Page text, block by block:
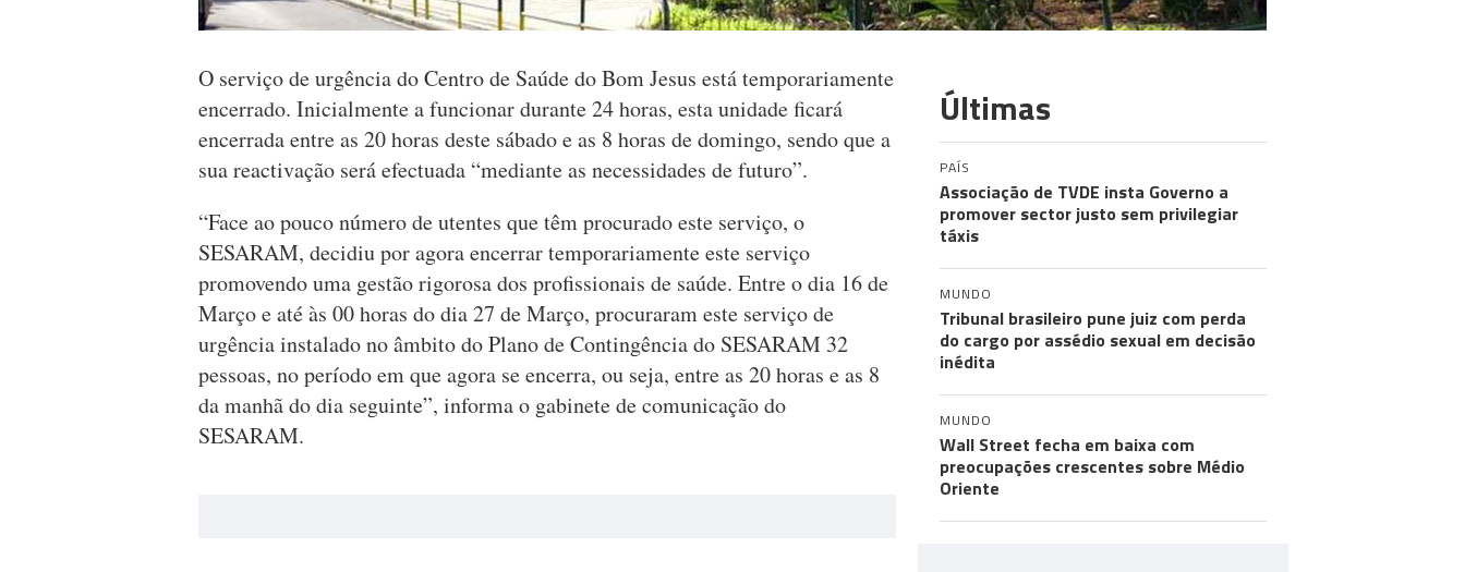
O serviço de urgência do Centro de Saúde do Bom Jesus está temporariamente
encerrado. Inicialmente a funcionar durante 24 horas, esta unidade ficará
encerrada entre as 20 horas deste sábado e as 8 horas de domingo, sendo que a
sua reactivação será efectuada “mediante as necessidades de futuro”.
“Face ao pouco número de utentes que têm procurado este serviço, o
SESARAM, decidiu por agora encerrar temporariamente este serviço
promovendo uma gestão rigorosa dos profissionais de saúde. Entre o dia 16 de
Março e até às 00 horas do dia 27 de Março, procuraram este serviço de
urgência instalado no âmbito do Plano de Contingência do SESARAM 32
pessoas, no período em que agora se encerra, ou seja, entre as 20 horas e as 8
da manhã do dia seguinte”, informa o gabinete de comunicação do
SESARAM.
Últimas
PAÍS
Associação de TVDE insta Governo a
promover sector justo sem privilegiar
táxis
MUNDO
Tribunal brasileiro pune juiz com perda
do cargo por assédio sexual em decisão
inédita
MUNDO
Wall Street fecha em baixa com
preocupações crescentes sobre Médio
Oriente